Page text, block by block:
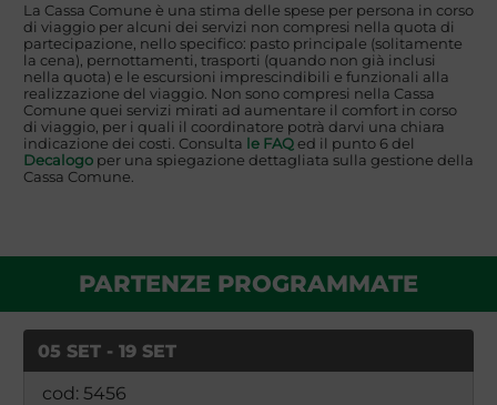
La Cassa Comune è una stima delle spese per persona in corso
di viaggio per alcuni dei servizi non compresi nella quota di
partecipazione, nello specifico: pasto principale (solitamente
la cena), pernottamenti, trasporti (quando non già inclusi
nella quota) e le escursioni imprescindibili e funzionali alla
realizzazione del viaggio. Non sono compresi nella Cassa
Comune quei servizi mirati ad aumentare il comfort in corso
di viaggio, per i quali il coordinatore potrà darvi una chiara
indicazione dei costi. Consulta le FAQed il punto 6 del
Decalogoper una spiegazione dettagliata sulla gestione della
Cassa Comune.
PARTENZE PROGRAMMATE
05 SET - 19 SET
cod: 5456